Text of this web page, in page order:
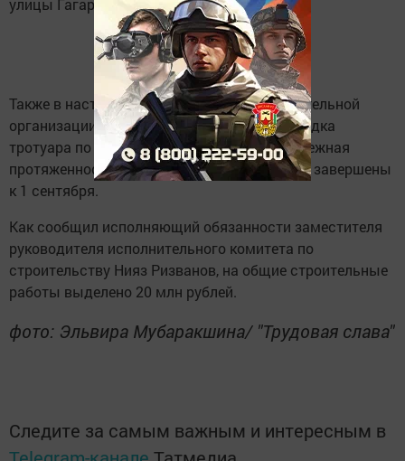
улицы Гагарина.
Также в настоящее время рабочими строительной
организации города Казань ведется прокладка
тротуара по улицам Лобачевского и Молодежная
протяженностью 600 метров. Работы будут завершены
к 1 сентября.
Как сообщил исполняющий обязанности заместителя
руководителя исполнительного комитета по
строительству Нияз Ризванов, на общие строительные
работы выделено 20 млн рублей.
фото: Эльвира Мубаракшина/ "Трудовая слава"
Следите за самым важным и интересным в